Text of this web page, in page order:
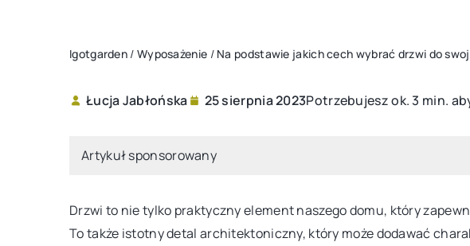
Igotgarden / Wyposażenie / Na podstawie jakich cech wybrać drzwi do
Łucja Jabłońska 25 sierpnia 2023Potrzebujesz ok. 3 min.
Artykuł sponsorowany
Drzwi to nie tylko praktyczny element naszego domu, który
To także istotny detal architektoniczny, który może dodawać